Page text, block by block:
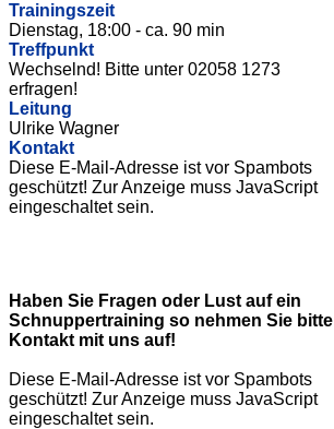
Trainingszeit
Dienstag, 18:00 - ca. 90 min
Treffpunkt
Wechselnd! Bitte unter 02058 1273
erfragen!
Leitung
Ulrike Wagner
Kontakt
Diese E-Mail-Adresse ist vor Spambots
geschützt! Zur Anzeige muss JavaScript
eingeschaltet sein.
Haben Sie Fragen oder Lust auf ein
Schnuppertraining so nehmen Sie bitte
Kontakt mit uns auf!
Diese E-Mail-Adresse ist vor Spambots
geschützt! Zur Anzeige muss JavaScript
eingeschaltet sein.